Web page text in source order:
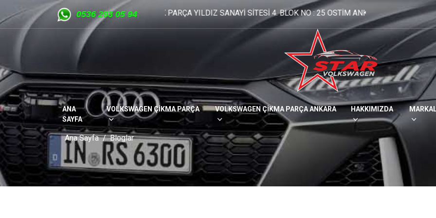
0536 293 05 94
STAR VOLKSWAGEN ÇIKMA YEDEK PARÇA YILDIZ SANAYİ SİTESİ 4. BLOK NO : 25 OSTİM ANKARA 312 354 40 48 -
ANA
SAYFA
VOLKSWAGEN ÇİKMA PARÇA VOLKSWAGEN ÇİKMA PARÇA ANKARA HAKKIMIZDA
Ana Sayfa Bloglar